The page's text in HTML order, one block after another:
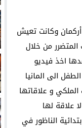
وكانت تعيش
من خلال
اخذ فيديو
الى المانيا
و علاقاتها
علاقة لها
الناظور في